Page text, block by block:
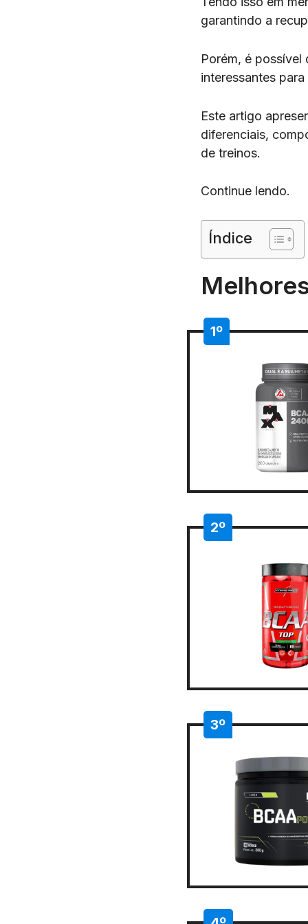
garantindo a
Porém, é possível
interessantes
Este artigo
diferenciais,
de treinos.
Continue lendo.
Índice
1º
2º
3º